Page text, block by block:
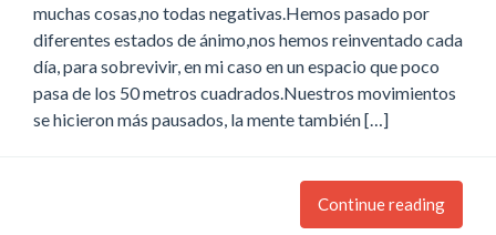
muchas cosas,no todas negativas.Hemos pasado por
diferentes estados de ánimo,nos hemos reinventado cada
día, para sobrevivir, en mi caso en un espacio que poco
pasa de los 50 metros cuadrados.Nuestros movimientos
se hicieron más pausados, la mente también […]
Continue reading